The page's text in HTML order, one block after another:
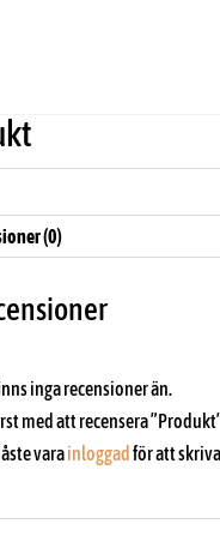
(0)
inga recensioner än.
med att recensera
varainloggad för att